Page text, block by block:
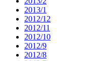
2013/1
2012/12
2012/11
2012/10
2012/9
2012/8